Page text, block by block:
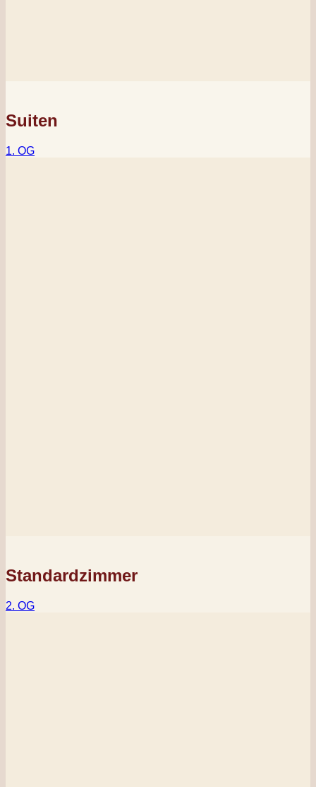
Suiten
1. OG
Standardzimmer
2. OG